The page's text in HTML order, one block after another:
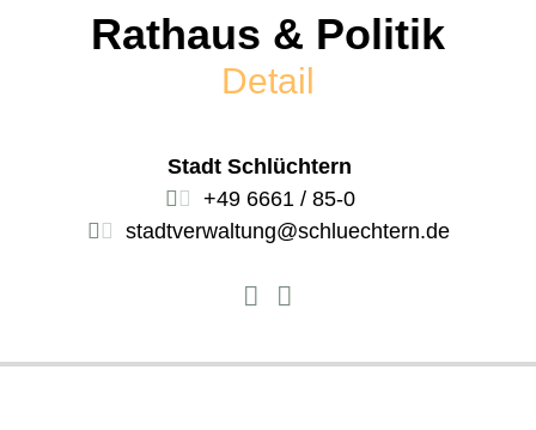
Rathaus & Politik
Detail
Stadt Schlüchtern
+49 6661 / 85-0
stadtverwaltung@schluechtern.de